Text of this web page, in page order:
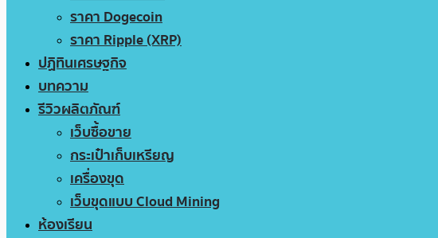
ราคา Dogecoin
ราคา Ripple (XRP)
ปฏิทินเศรษฐกิจ
บทความ
รีวิวผลิตภัณฑ์
เว็บซื้อขาย
กระเป๋าเก็บเหรียญ
เครื่องขุด
เว็บขุดแบบ Cloud Mining
ห้องเรียน